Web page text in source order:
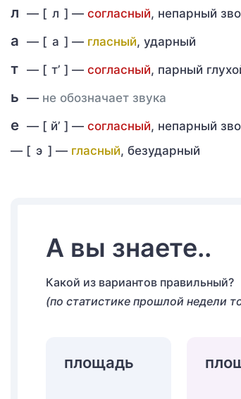
л — [ л ] — согласный, непарный
а — [ а ] — гласный, ударный
т — [ т’ ] — согласный, парный
ь — не обозначает звука
е — [ й’ ] — согласный, непарный
— [ э ] — гласный, безударный
А вы знаете..
Какой из вариантов правильный?
(по статистике прошлой недели
площадь